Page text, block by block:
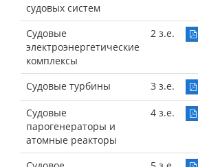
судовых систем
Судовые
электроэнергетические
комплексы
2 з.е.
Судовые турбины 3 з.е.
Судовые
парогенераторы и
атомные реакторы
4 з.е.